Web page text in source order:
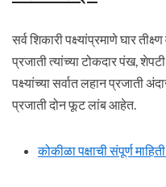
सर्व शिकारी पक्ष्यांप्रमाणे घार
प्रजाती त्यांच्या टोकदार पंख,
पक्ष्यांच्या सर्वात लहान प्रजाती
प्रजाती दोन फूट लांब आहेत.
कोकीळा पक्षाची संपूर्ण माहिती